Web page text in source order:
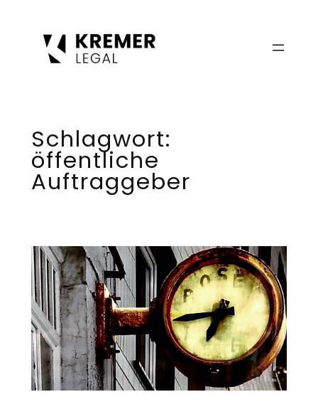
Schlagwort:
öffentliche
Auftraggeber